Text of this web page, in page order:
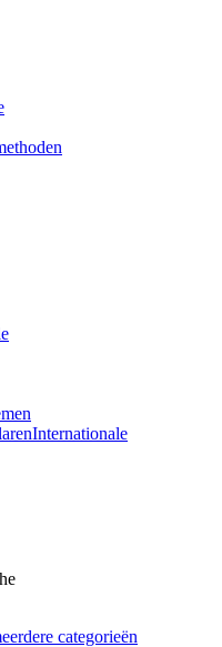
Internationale
categorieën